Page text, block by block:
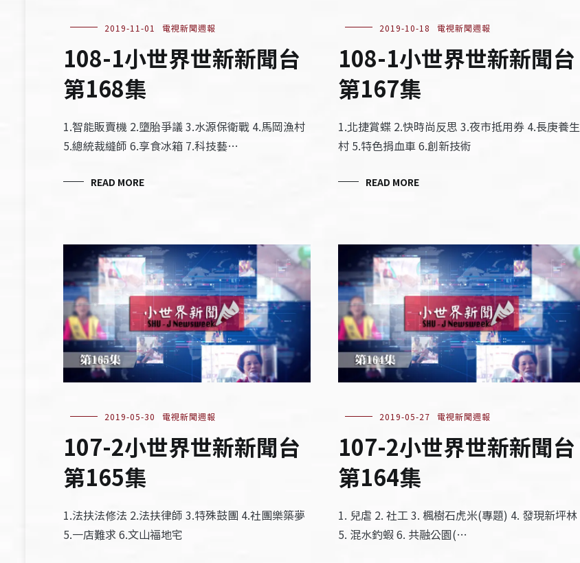
2019-11-01 電視新聞週報
108-1小世界世新新聞台
第168集
1.智能販賣機 2.墮胎爭議 3.水源保衛戰 4.馬岡漁村
5.總統裁縫師 6.享食冰箱 7.科技藝…
READ MORE
2019-10-18 電視新聞週報
108-1小世界世新新聞台
第167集
1.北捷賞蝶 2.快時尚反思 3.夜市抵用券 4.長庚養生
村 5.特色捐血車 6.創新技術
READ MORE
2019-05-30 電視新聞週報
107-2小世界世新新聞台
第165集
1.法扶法修法 2.法扶律師 3.特殊鼓團 4.社團樂築夢
5.一店難求 6.文山福地宅
2019-05-27 電視新聞週報
107-2小世界世新新聞台
第164集
1. 兒虐 2. 社工 3. 楓樹石虎米(專題) 4. 發現新坪林
5. 混水釣蝦 6. 共融公園(…